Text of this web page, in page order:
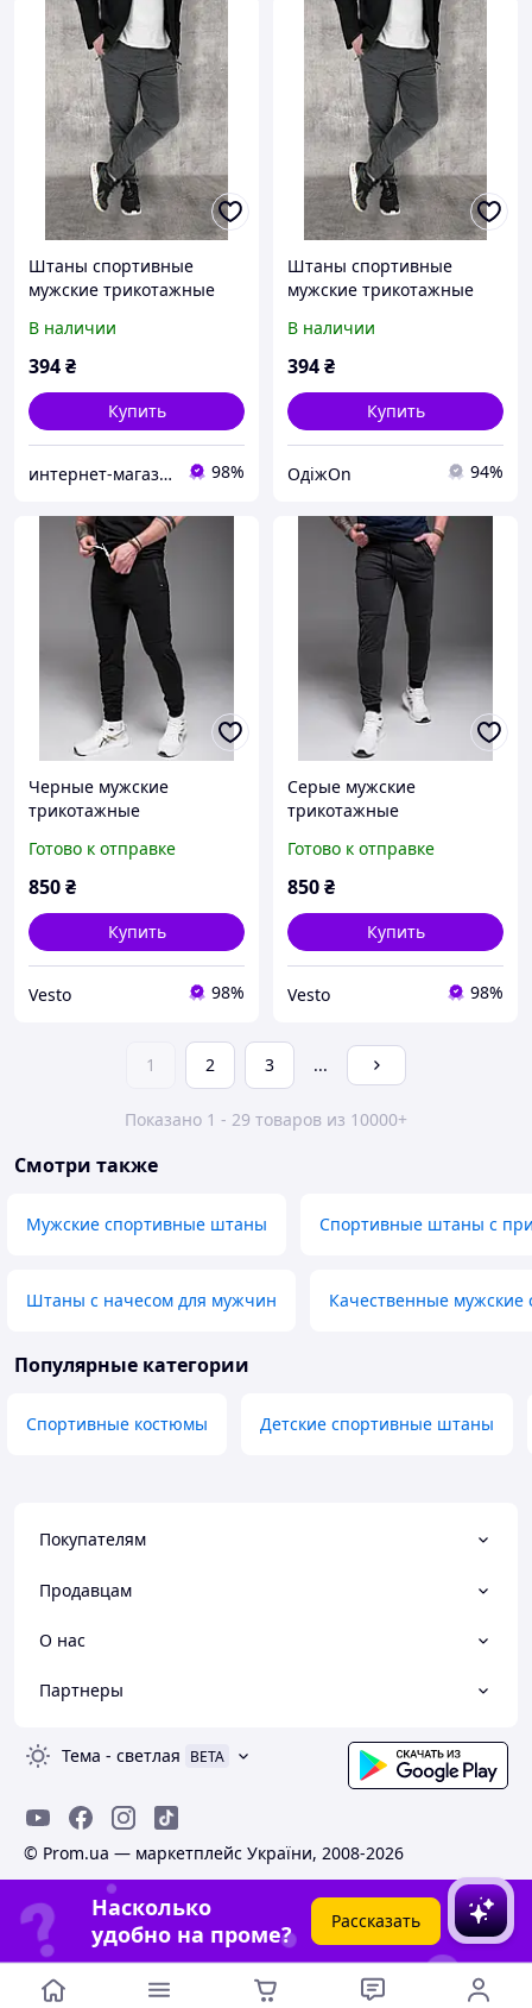
Штаны спортивные
мужские трикотажные
Longcom Серый цвет XL
В наличии
394₴
Купить
интернет-магазин "Рыночная стоимость" 98%
Штаны спортивные
мужские трикотажные
Longcom Серый цвет XL
В наличии
394₴
Купить
ОдіжOn 94%
Черные мужские
трикотажные
спорта на манжете
Готово к отправке
850₴
Купить
Vesto 98%
Серые мужские
трикотажные
спорта на манжете
Готово к отправке
850₴
Купить
Vesto 98%
1 2 3 ...
Показано 1 - 29 товаров из 10000+
Смотри также
Мужские спортивные штаны Спортивные штаны с
Штаны с начесом для мужчин Качественные
Популярные категории
Спортивные костюмы Детские спортивные штаны
Покупателям
Продавцам
О нас
Партнеры
Тема - светлая BETA
© Prom.ua — маркетплейс України, 2008-2026
Насколько
удобно на проме?
Рассказать